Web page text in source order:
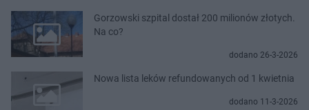
Gorzowski szpital dostał 200 milionów złotych.
Na co?
dodano 26-3-2026
Nowa lista leków refundowanych od 1 kwietnia
dodano 11-3-2026